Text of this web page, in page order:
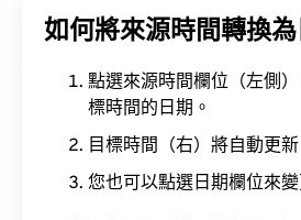
如何將來源時間轉換
點選來源時間欄位（左側
標時間的日期。
目標時間（右）將自動更新
您也可以點選日期欄位來變